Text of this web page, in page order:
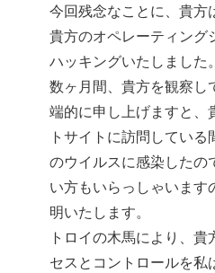
今回残念なことに、貴方
貴方のオペレーティング
ハッキングいたしました。
数ヶ月間、貴方を観察し
端的に申し上げますと、
トサイトに訪問してい
のウイルスに感染したの
い方もいらっしゃいます
明いたします。
トロイの木馬により、
セスとコントロールを私